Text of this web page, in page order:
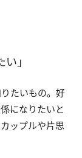
」
たいもの。好
になりたいと
ップルや片思